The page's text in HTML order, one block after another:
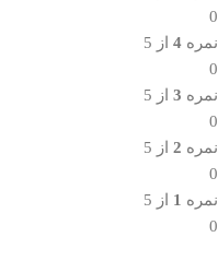
0
نمره 4 از 5
0
نمره 3 از 5
0
نمره 2 از 5
0
نمره 1 از 5
0